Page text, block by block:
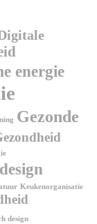
energie
Gezonde
Keukenorganisatie
design